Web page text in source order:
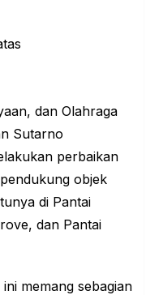
dan Olahraga
Sutarno
perbaikan
objek
di Pantai
dan Pantai
memang sebagian